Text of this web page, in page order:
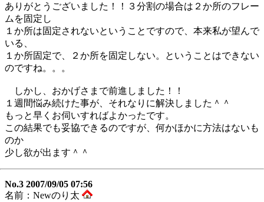
ありがとうございました！！３分割の場合は２か所のフレー
ムを固定し
１か所は固定されないということですので、本来私が望んで
いる、
１か所固定で、２か所を固定しない。ということはできない
のですね。。。
しかし、おかげさまで前進しました！！
１週間悩み続けた事が、それなりに解決しました＾＾
もっと早くお伺いすればよかったです。
この結果でも妥協できるのですが、何かほかに方法はないも
のか
少し欲が出ます＾＾
No.3 2007/09/05 07:56
名前：Newのり太